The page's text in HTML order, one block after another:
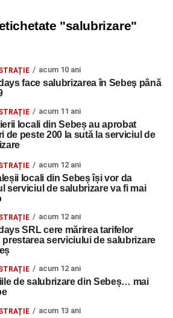
"salubrizare"
acum 10 ani
face salubrizarea în Sebeş până
acum 11 ani
locali din Sebeș au aprobat
de peste 200 la sută la serviciul de
acum 12 ani
locali din Sebeș își vor da
serviciul de salubrizare va fi mai
acum 12 ani
SRL cere mărirea tarifelor
prestarea serviciului de salubrizare
acum 12 ani
de salubrizare din Sebeș… mai
acum 13 ani